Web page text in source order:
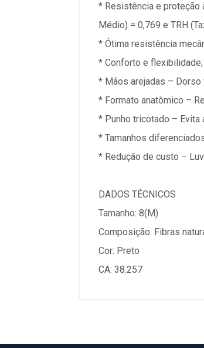
* Resistência e proteção
Médio) = 0,769 e TRH
* Ótima resistência
* Conforto e flexibilidade;
* Mãos arejadas – Dorso
* Formato anatômico –
* Punho tricotado –
* Tamanhos
* Redução de custo –
DADOS TÉCNICOS
Tamanho: 8(M)
Composição: Fibras
Cor: Preto
CA: 38.257